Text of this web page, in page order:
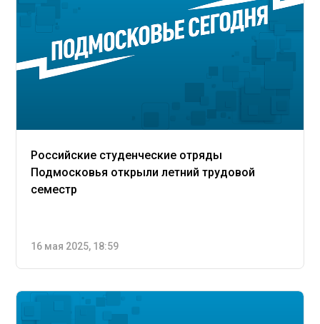
Российские студенческие отряды
Подмосковья открыли летний трудовой
семестр
16 мая 2025, 18:59